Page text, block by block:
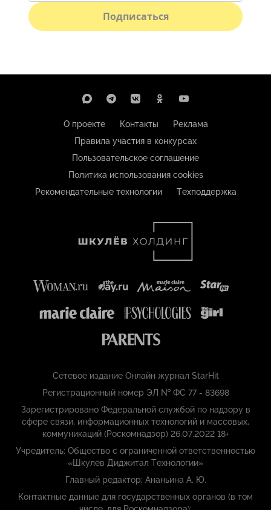
Подписаться
О проекте Контакты
Реклама
Правила участия в конкурсах
Пользовательское соглашение
Политика использования cookies
Рекомендательные технологии
Техподдержка
Сетевое издание Онлайн журнал StarHit
Регистрационный номер ЭЛ № ФС 77 - 83698
Зарегистрировано Федеральной службой по надзору в
сфере связи, информационных технологий и массовых,
коммуникаций (Роскомнадзор) 26.07.2022 18+
Учредитель: Общество с ограниченной ответственностью
«Шкулёв Диджитал Технологии»
Главный редактор: Ананьина А. Ю.
Контактные данные для государственных органов (в том